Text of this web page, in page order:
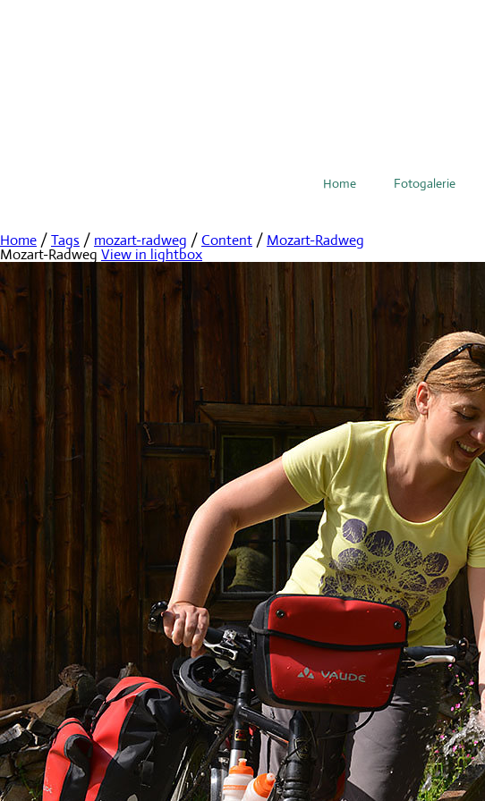
Home Fotogalerie
Home /Tags / mozart-radweg /Content / Mozart-Radweg
Mozart-Radweg View in lightbox